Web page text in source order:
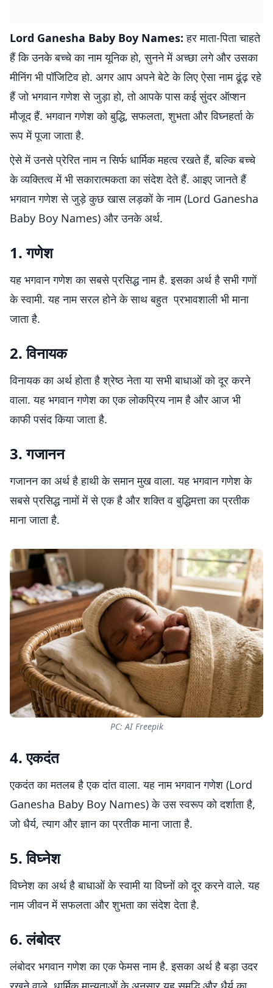
Lord Ganesha Baby Boy Names: हर माता-पिता चाहते
हैं कि उनके बच्चे का नाम यूनिक हो, सुनने में अच्छा लगे और उसका
मीनिंग भी पॉजिटिव हो. अगर आप अपने बेटे के लिए ऐसा नाम ढूंढ़ रहे
हैं जो भगवान गणेश से जुड़ा हो, तो आपके पास कई सुंदर ऑप्शन
मौजूद हैं. भगवान गणेश को बुद्धि, सफलता, शुभता और विघ्नहर्ता के
रूप में पूजा जाता है.
ऐसे में उनसे प्रेरित नाम न सिर्फ धार्मिक महत्व रखते हैं, बल्कि बच्चे
के व्यक्तित्व में भी सकारात्मकता का संदेश देते हैं. आइए जानते हैं
भगवान गणेश से जुड़े कुछ खास लड़कों के नाम (Lord Ganesha
Baby Boy Names) और उनके अर्थ.
1. गणेश
यह भगवान गणेश का सबसे प्रसिद्ध नाम है. इसका अर्थ है सभी गणों
के स्वामी. यह नाम सरल होने के साथ बहुत प्रभावशाली भी माना
जाता है.
2. विनायक
विनायक का अर्थ होता है श्रेष्ठ नेता या सभी बाधाओं को दूर करने
वाला. यह भगवान गणेश का एक लोकप्रिय नाम है और आज भी
काफी पसंद किया जाता है.
3. गजानन
गजानन का अर्थ है हाथी के समान मुख वाला. यह भगवान गणेश के
सबसे प्रसिद्ध नामों में से एक है और शक्ति व बुद्धिमत्ता का प्रतीक
माना जाता है.
PC: AI Freepik
4. एकदंत
एकदंत का मतलब है एक दांत वाला. यह नाम भगवान गणेश (Lord
Ganesha Baby Boy Names) के उस स्वरूप को दर्शाता है,
जो धैर्य, त्याग और ज्ञान का प्रतीक माना जाता है.
5. विघ्नेश
विघ्नेश का अर्थ है बाधाओं के स्वामी या विघ्नों को दूर करने वाले. यह
नाम जीवन में सफलता और शुभता का संदेश देता है.
6. लंबोदर
लंबोदर भगवान गणेश का एक फेमस नाम है. इसका अर्थ है बड़ा उदर